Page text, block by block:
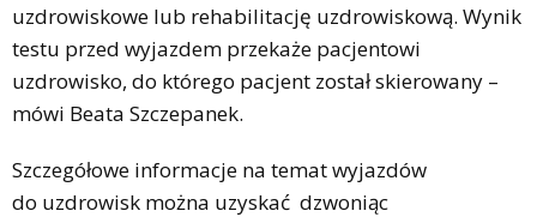
uzdrowiskowe lub rehabilitację uzdrowiskową. Wynik
testu przed wyjazdem przekaże pacjentowi
uzdrowisko, do którego pacjent został skierowany –
mówi Beata Szczepanek.
Szczegółowe informacje na temat wyjazdów
do uzdrowisk można uzyskać dzwoniąc